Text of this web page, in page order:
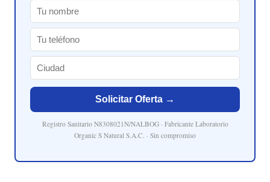
Solicitar Oferta →
Registro Sanitario N8308021N/NALBOG · Fabricante Laboratorio
Organic S Natural S.A.C. · Sin compromiso